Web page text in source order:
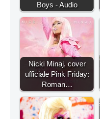
Boys - Audio
Nicki Minaj, cover
ufficiale Pink Friday:
Roman…